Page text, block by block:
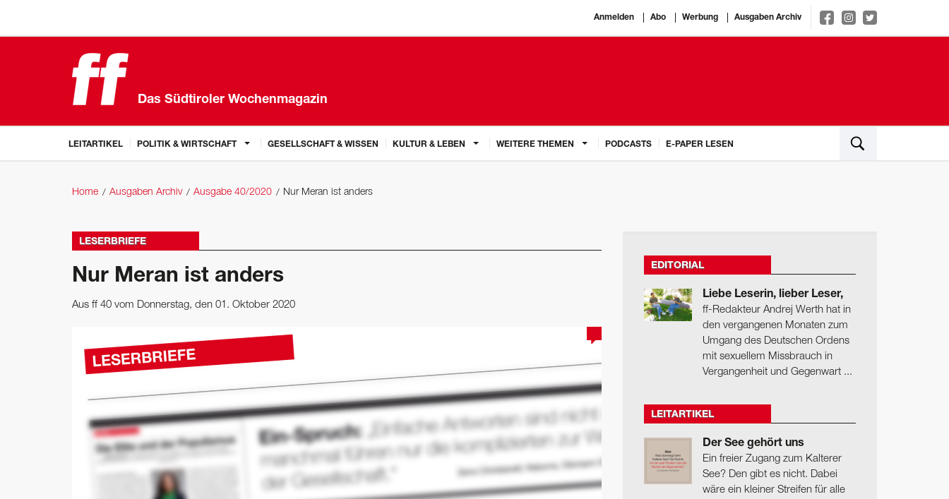
Anmelden Abo Werbung Ausgaben Archiv
Das Südtiroler Wochenmagazin
LEITARTIKEL POLITIK & WIRTSCHAFT GESELLSCHAFT & WISSEN KULTUR & LEBEN WEITERE THEMEN PODCASTS E-PAPER LESEN
Home Ausgaben Archiv Ausgabe 40/2020 Nur Meran ist anders
LESERBRIEFE
Nur Meran ist anders
Aus ff 40 vom Donnerstag, den 01. Oktober 2020
EDITORIAL
Liebe Leserin, lieber Leser,
ff-Redakteur Andrej Werth hat in
den vergangenen Monaten zum
Umgang des Deutschen Ordens
mit sexuellem Missbrauch in
Vergangenheit und Gegenwart ...
LEITARTIKEL
Der See gehört uns
Ein freier Zugang zum Kalterer
See? Den gibt es nicht. Dabei
wäre ein kleiner Streifen für alle